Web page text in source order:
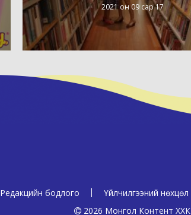
2021 он 09 сар 17
Редакцийн бодлого Үйлчилгээний нөхцөл
2026 Монгол Контент ХХК